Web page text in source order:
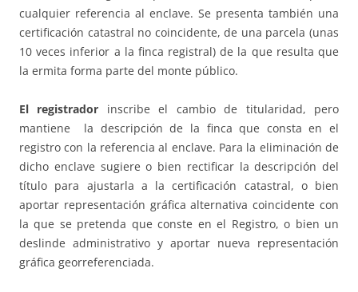
cualquier referencia al enclave. Se presenta también una
certificación catastral no coincidente, de una parcela (unas
10 veces inferior a la finca registral) de la que resulta que
la ermita forma parte del monte público.
El registrador inscribe el cambio de titularidad, pero
mantiene la descripción de la finca que consta en el
registro con la referencia al enclave. Para la eliminación de
dicho enclave sugiere o bien rectificar la descripción del
título para ajustarla a la certificación catastral, o bien
aportar representación gráfica alternativa coincidente con
la que se pretenda que conste en el Registro, o bien un
deslinde administrativo y aportar nueva representación
gráfica georreferenciada.